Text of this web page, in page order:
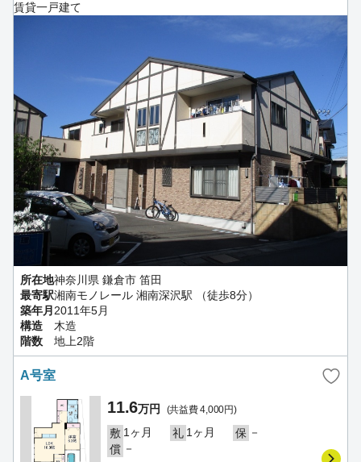
賃貸一戸建て
所在地神奈川県 鎌倉市 笛田
最寄駅湘南モノレール 湘南深沢駅 （徒歩8分）
築年月2011年5月
構造
木造
階数
地上2階
A号室
11.6万円 (共益費 4,000円)
敷 1ヶ月 礼 1ヶ月 保 －
償 －